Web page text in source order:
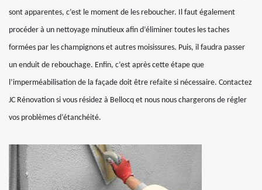
sont apparentes, c’est le moment de les reboucher. Il faut également
procéder à un nettoyage minutieux afin d’éliminer toutes les taches
formées par les champignons et autres moisissures. Puis, il faudra passer
un enduit de rebouchage. Enfin, c’est après cette étape que
l’imperméabilisation de la façade doit être refaite si nécessaire. Contactez
JC Rénovation si vous résidez à Bellocq et nous nous chargerons de régler
vos problèmes d’étanchéité.